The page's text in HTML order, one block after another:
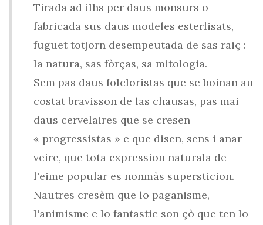
Tirada ad ilhs per daus monsurs o
fabricada sus daus modeles esterlisats,
fuguet totjorn desempeutada de sas raiç :
la natura, sas fòrças, sa mitologia.
Sem pas daus folcloristas que se boinan au
costat bravisson de las chausas, pas mai
daus cervelaires que se cresen
« progressistas » e que disen, sens i anar
veire, que tota expression naturala de
l'eime popular es nonmàs supersticion.
Nautres cresèm que lo paganisme,
l'animisme e lo fantastic son çò que ten lo